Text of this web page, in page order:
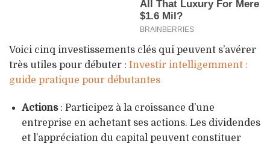
Voici cinq investissements clés qui peuvent s’avérer
très utiles pour débuter : Investir intelligemment :
guide pratique pour débutantes
Actions: Participez à la croissance d’une
entreprise en achetant ses actions. Les dividendes
et l’appréciation du capital peuvent constituer